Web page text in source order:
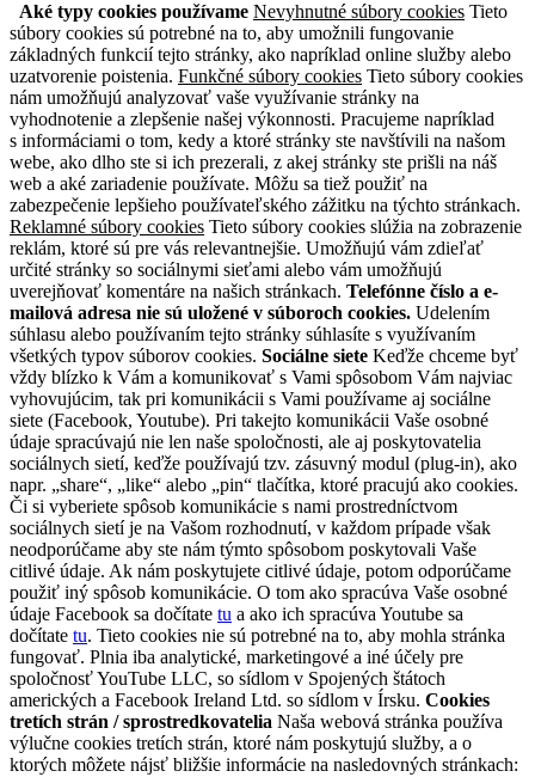
Aké typy cookies používame Nevyhnutné súbory cookies Tieto
súbory cookies sú potrebné na to, aby umožnili fungovanie
základných funkcií tejto stránky, ako napríklad online služby alebo
uzatvorenie poistenia. Funkčné súbory cookies Tieto súbory cookies
nám umožňujú analyzovať vaše využívanie stránky na
vyhodnotenie a zlepšenie našej výkonnosti. Pracujeme napríklad
s informáciami o tom, kedy a ktoré stránky ste navštívili na našom
webe, ako dlho ste si ich prezerali, z akej stránky ste prišli na náš
web a aké zariadenie používate. Môžu sa tiež použiť na
zabezpečenie lepšieho používateľského zážitku na týchto stránkach.
Reklamné súbory cookies Tieto súbory cookies slúžia na zobrazenie
reklám, ktoré sú pre vás relevantnejšie. Umožňujú vám zdieľať
určité stránky so sociálnymi sieťami alebo vám umožňujú
uverejňovať komentáre na našich stránkach. Telefónne číslo a e-
mailová adresa nie sú uložené v súboroch cookies. Udelením
súhlasu alebo používaním tejto stránky súhlasíte s využívaním
všetkých typov súborov cookies. Sociálne siete Keďže chceme byť
vždy blízko k Vám a komunikovať s Vami spôsobom Vám najviac
vyhovujúcim, tak pri komunikácii s Vami používame aj sociálne
siete (Facebook, Youtube). Pri takejto komunikácii Vaše osobné
údaje spracúvajú nie len naše spoločnosti, ale aj poskytovatelia
sociálnych sietí, keďže používajú tzv. zásuvný modul (plug-in), ako
napr. „share“, „like“ alebo „pin“ tlačítka, ktoré pracujú ako cookies.
Či si vyberiete spôsob komunikácie s nami prostredníctvom
sociálnych sietí je na Vašom rozhodnutí, v každom prípade však
neodporúčame aby ste nám týmto spôsobom poskytovali Vaše
citlivé údaje. Ak nám poskytujete citlivé údaje, potom odporúčame
použiť iný spôsob komunikácie. O tom ako spracúva Vaše osobné
údaje Facebook sa dočítate tu a ako ich spracúva Youtube sa
dočítate tu. Tieto cookies nie sú potrebné na to, aby mohla stránka
fungovať. Plnia iba analytické, marketingové a iné účely pre
spoločnosť YouTube LLC, so sídlom v Spojených štátoch
amerických a Facebook Ireland Ltd. so sídlom v Írsku. Cookies
tretích strán / sprostredkovatelia Naša webová stránka používa
výlučne cookies tretích strán, ktoré nám poskytujú služby, a o
ktorých môžete nájsť bližšie informácie na nasledovných stránkach: